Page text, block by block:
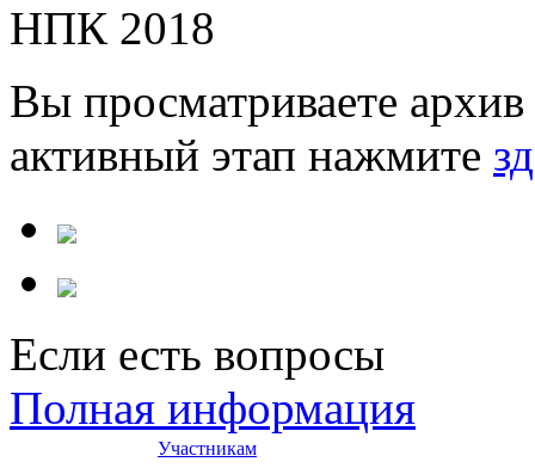
НПК 2018
Вы просматриваете
активный этап нажмите
Если есть вопросы
Полная информация
Участникам